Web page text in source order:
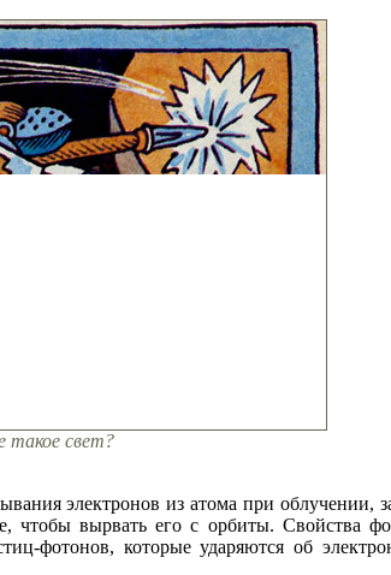
свет?
электронов из атома при облучении,
чтобы вырвать его с орбиты. Свойства
фотонов, которые ударяются об